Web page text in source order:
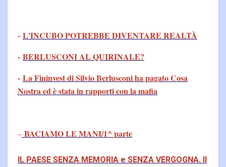
- L'INCUBO POTREBBE DIVENTARE REALTÀ
- BERLUSCONI AL QUIRINALE?
- La Fininvest di Silvio Berlusconi ha pagato Cosa
Nostra ed è stata in rapporti con la mafia
– BACIAMO LE MANI/1^ parte
IL PAESE SENZA MEMORIA e SENZA VERGOGNA. Il